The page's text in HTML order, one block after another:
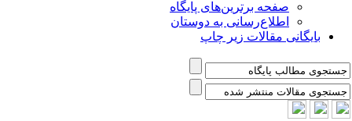
صفحه برترین‌های پایگاه
اطلاع‌رسانی به دوستان
بایگانی مقالات زیر چاپ